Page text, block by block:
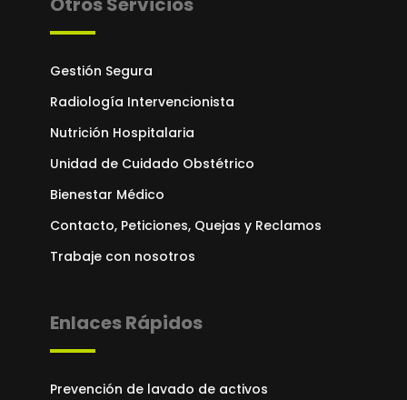
Gestión Segura
Radiología Intervencionista
Nutrición Hospitalaria
Unidad de Cuidado Obstétrico
Bienestar Médico
Contacto, Peticiones, Quejas y Reclamos
Trabaje con nosotros
Enlaces Rápidos
Prevención de lavado de activos